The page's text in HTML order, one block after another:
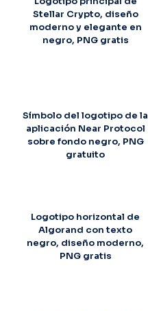
Stellar Crypto, diseño
moderno y elegante en
negro, PNG gratis
Símbolo del logotipo de la
aplicación Near Protocol
sobre fondo negro, PNG
gratuito
Logotipo horizontal de
Algorand con texto
negro, diseño moderno,
PNG gratis